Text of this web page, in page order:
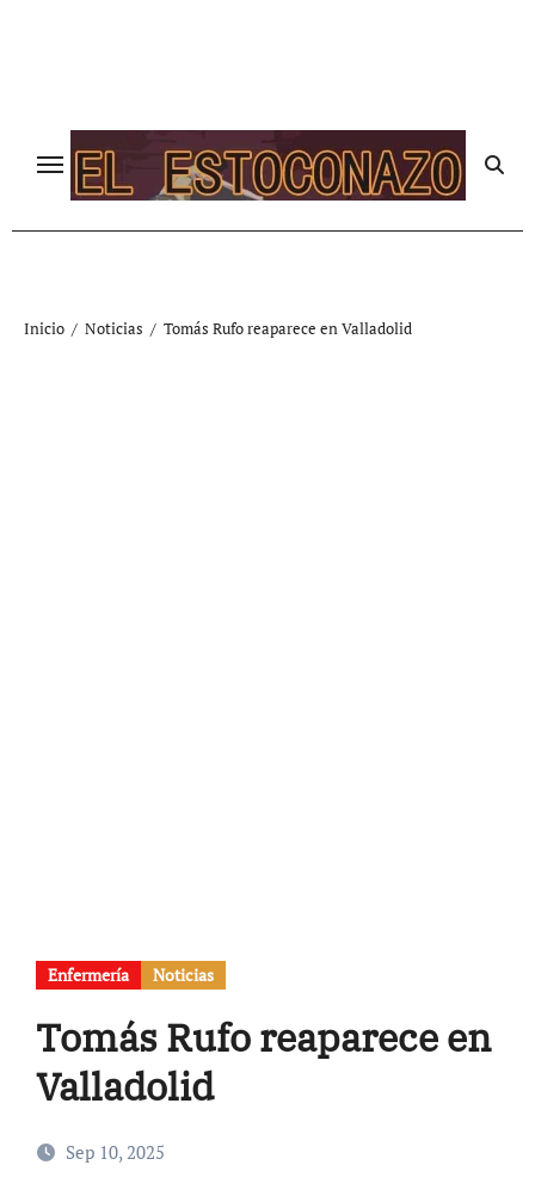
Inicio Noticias Tomás Rufo reaparece en Valladolid
Enfermería Noticias
Tomás Rufo reaparece en
Valladolid
Sep 10, 2025